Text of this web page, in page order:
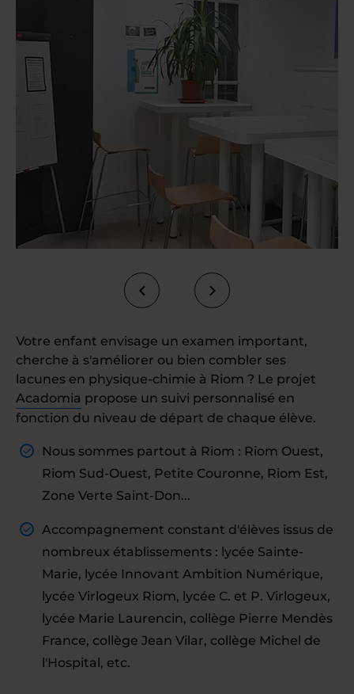
Votre enfant envisage un examen important,
cherche à s'améliorer ou bien combler ses
lacunes en physique-chimie à Riom ? Le projet
Acadomia propose un suivi personnalisé en
fonction du niveau de départ de chaque élève.
Nous sommes partout à Riom : Riom Ouest,
Riom Sud-Ouest, Petite Couronne, Riom Est,
Zone Verte Saint-Don...
Accompagnement constant d'élèves issus de
nombreux établissements : lycée Sainte-
Marie, lycée Innovant Ambition Numérique,
lycée Virlogeux Riom, lycée C. et P. Virlogeux,
lycée Marie Laurencin, collège Pierre Mendès
France, collège Jean Vilar, collège Michel de
l'Hospital, etc.